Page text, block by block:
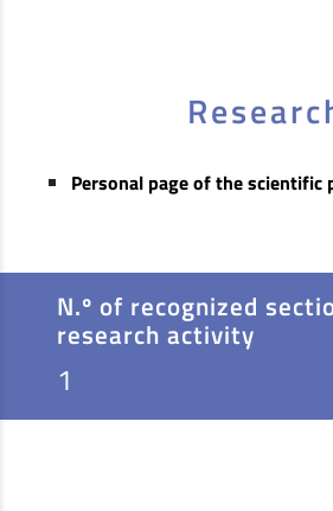
Personal page of the scientific
N.º of recognized
research activity
1